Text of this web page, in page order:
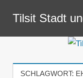
Inhalt
springen
Tilsit Stadt
SCHLAGWORT: